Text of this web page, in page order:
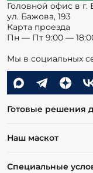
Головной офис в г.
ул. Бажова, 193
Карта проезда
Пн — Пт 9:00 —
Мы в социальных
Готовые решения
Наш маскот
Специальные